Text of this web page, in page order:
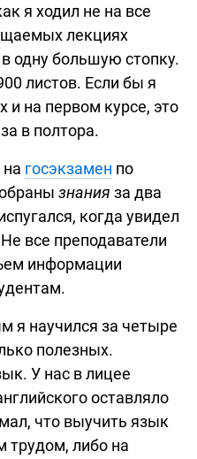
я ходил не на все
лекциях
одну большую стопку.
листов. Если бы я
и на первом курсе, это
в полтора.
на госэкзамен по
знания за два
когда увидел
все преподаватели
информации
я научился за четыре
полезных.
У нас в лицее
оставляло
что выучить язык
трудом, либо на